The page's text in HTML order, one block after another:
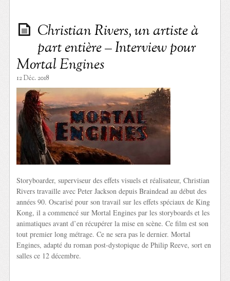
Christian Rivers, un artiste à
part entière – Interview pour
Mortal Engines
12 Déc. 2018
Storyboarder, superviseur des effets visuels et réalisateur, Christian
Rivers travaille avec Peter Jackson depuis Braindead au début des
années 90. Oscarisé pour son travail sur les effets spéciaux de King
Kong, il a commencé sur Mortal Engines par les storyboards et les
animatiques avant d’en récupérer la mise en scène. Ce film est son
tout premier long métrage. Ce ne sera pas le dernier. Mortal
Engines, adapté du roman post-dystopique de Philip Reeve, sort en
salles ce 12 décembre.